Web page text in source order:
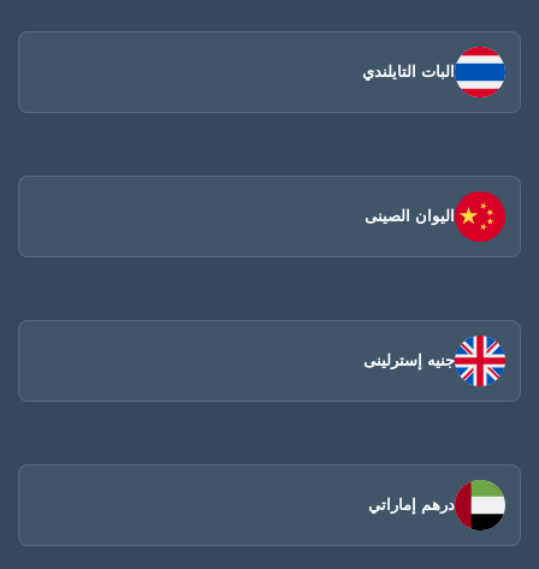
البات التايلندي
اليوان الصينى​
جنيه إسترلينى
درهم إماراتي